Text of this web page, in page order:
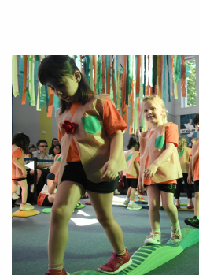
Previous Slide
◀︎